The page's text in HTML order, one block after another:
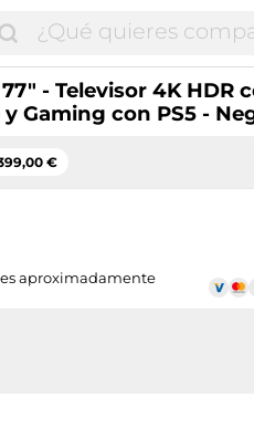
- Televisor 4K
y Gaming con PS5 -
€
aproximadamente